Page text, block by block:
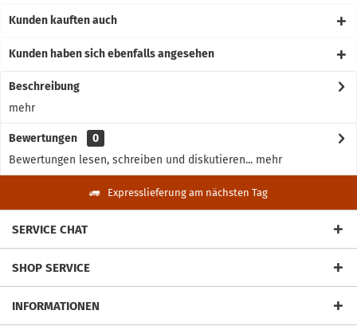
Kunden kauften auch
Kunden haben sich ebenfalls angesehen
Beschreibung
mehr
Bewertungen
0
Bewertungen lesen, schreiben und diskutieren... mehr
Expresslieferung am nächsten Tag
SERVICE CHAT
SHOP SERVICE
INFORMATIONEN